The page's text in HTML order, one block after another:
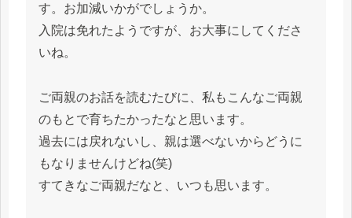
す。お加減いかがでしょうか。
入院は免れたようですが、お大事にしてくださ
いね。
ご両親のお話を読むたびに、私もこんなご両親
のもとで育ちたかったなと思います。
過去には戻れないし、親は選べないからどうに
もなりませんけどね(笑)
すてきなご両親だなと、いつも思います。